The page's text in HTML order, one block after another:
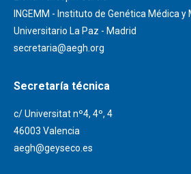
INGEMM - Instituto de Genética Médica y
Universitario La Paz - Madrid
secretaria@aegh.org
Secretaría técnica
c/ Universitat nº4, 4º, 4
46003 Valencia
aegh@geyseco.es